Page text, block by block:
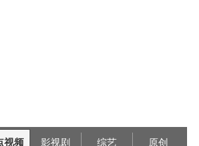
视频 影视剧 综艺 原创